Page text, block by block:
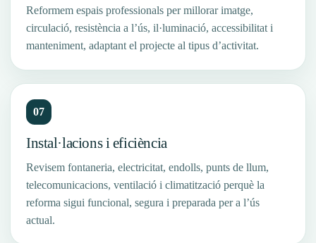
Reformem espais professionals per millorar imatge,
circulació, resistència a l’ús, il·luminació, accessibilitat i
manteniment, adaptant el projecte al tipus d’activitat.
07
Instal·lacions i eficiència
Revisem fontaneria, electricitat, endolls, punts de llum,
telecomunicacions, ventilació i climatització perquè la
reforma sigui funcional, segura i preparada per a l’ús
actual.